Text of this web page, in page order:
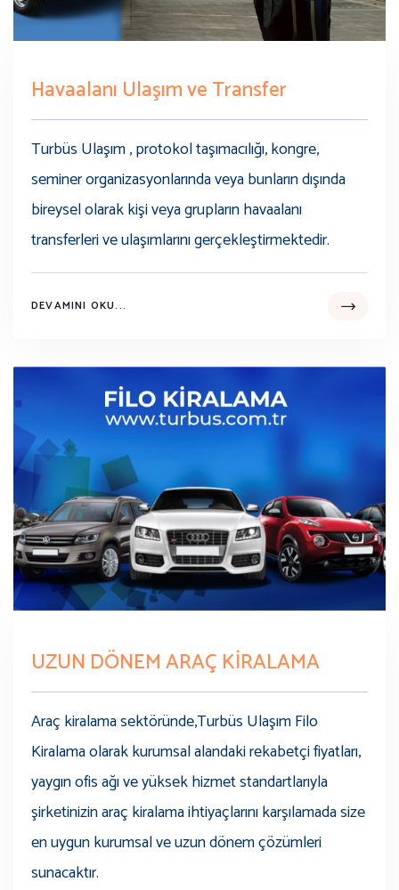
Havaalanı Ulaşım ve Transfer
Turbüs Ulaşım , protokol taşımacılığı, kongre,
seminer organizasyonlarında veya bunların dışında
bireysel olarak kişi veya grupların havaalanı
transferleri ve ulaşımlarını gerçekleştirmektedir.
DEVAMINI OKU...
UZUN DÖNEM ARAÇ KİRALAMA
Araç kiralama sektöründe,Turbüs Ulaşım Filo
Kiralama olarak kurumsal alandaki rekabetçi fiyatları,
yaygın ofis ağı ve yüksek hizmet standartlarıyla
şirketinizin araç kiralama ihtiyaçlarını karşılamada size
en uygun kurumsal ve uzun dönem çözümleri
sunacaktır.